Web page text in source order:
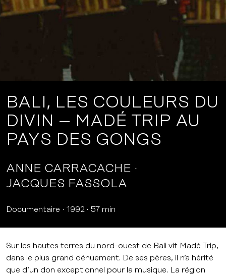
BALI, LES COULEURS DU
DIVIN – MADÉ TRIP AU
PAYS DES GONGS
ANNE CARRACACHE
JACQUES FASSOLA
Documentaire 1992 57 min
Sur les hautes terres du nord-ouest de Bali vit Madé Trip,
dans le plus grand dénuement. De ses pères, il n’a hérité
que d’un don exceptionnel pour la musique. La région